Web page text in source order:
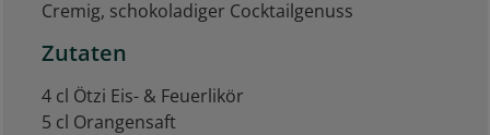
Cremig, schokoladiger Cocktailgenuss
Zutaten
4 cl Ötzi Eis- & Feuerlikör
5 cl Orangensaft